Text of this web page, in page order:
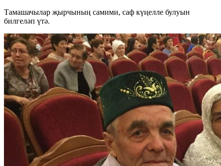
Тамашачылар җырчының самими, саф күңелле булуын
билгеләп үтә.